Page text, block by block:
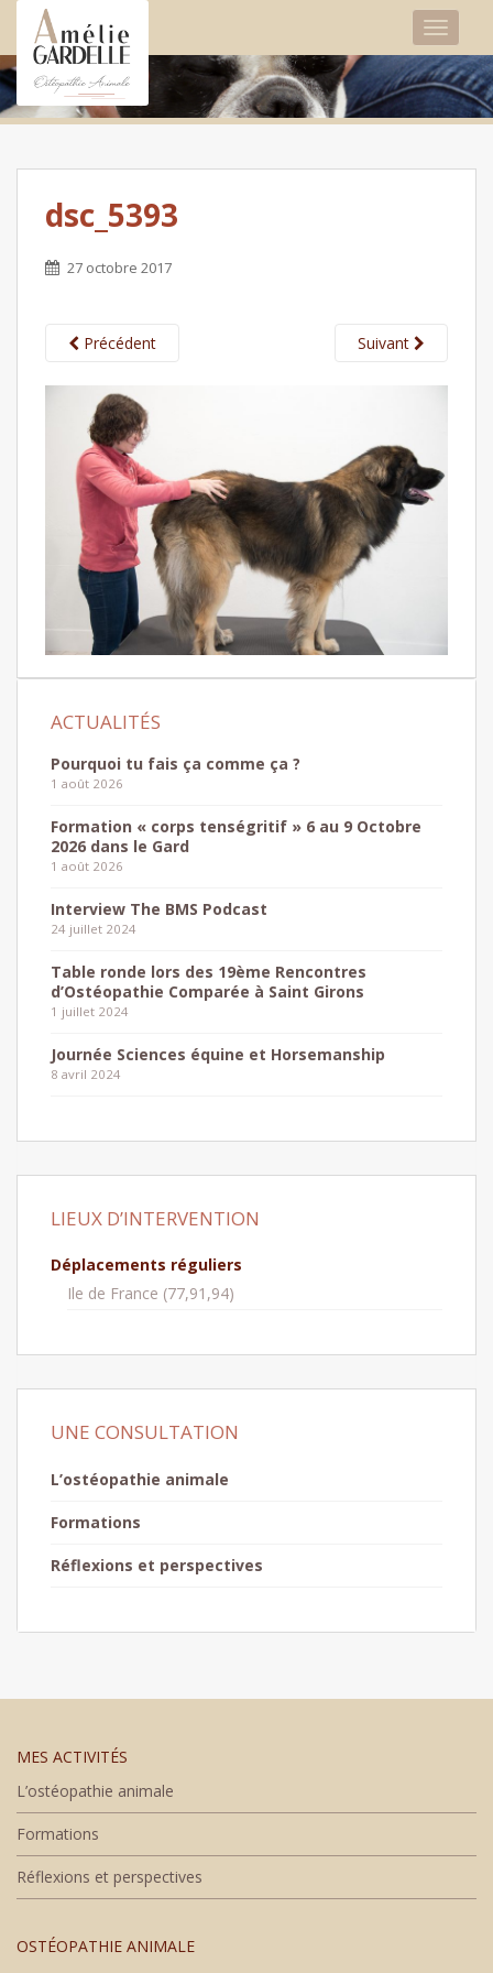
dsc_5393
27 octobre 2017
Précédent Suivant
Pourquoi tu fais ça comme ça ?
1 août 2026
Formation « corps tenségritif » 6 au 9 Octobre
2026 dans le Gard
1 août 2026
Interview The BMS Podcast
24 juillet 2024
Table ronde lors des 19ème Rencontres
d’Ostéopathie Comparée à Saint Girons
1 juillet 2024
Journée Sciences équine et Horsemanship
8 avril 2024
LIEUX D’INTERVENTION
Déplacements réguliers
Ile de France (77,91,94)
UNE CONSULTATION
L’ostéopathie animale
Formations
Réflexions et perspectives
MES ACTIVITÉS
L’ostéopathie animale
Formations
Réflexions et perspectives
OSTÉOPATHIE ANIMALE